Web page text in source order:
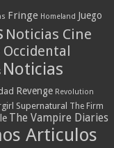
Fringe Homeland Juego
Noticias Cine
Noticias
Revenge Revolution
Supernatural The Firm
The Vampire Diaries
Articulos